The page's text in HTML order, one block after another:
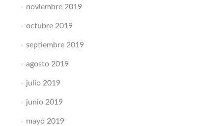
noviembre 2019
octubre 2019
septiembre 2019
agosto 2019
julio 2019
junio 2019
mayo 2019